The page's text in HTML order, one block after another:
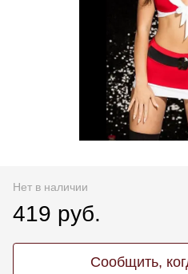
Нет в наличии
419 руб.
Сообщить,